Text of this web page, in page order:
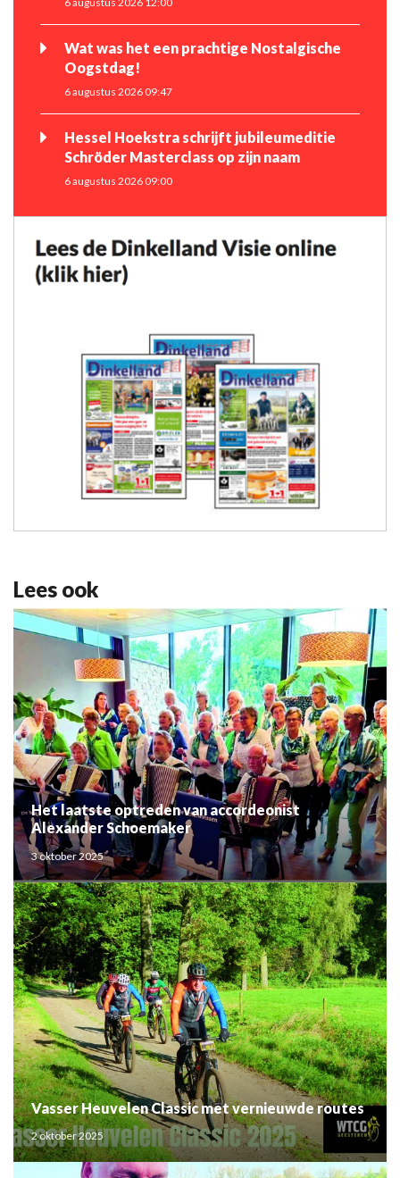
Wat was het een prachtige Nostalgische
Oogstdag!
6 augustus 2026 09:47
Hessel Hoekstra schrijft jubileumeditie
Schröder Masterclass op zijn naam
6 augustus 2026 09:00
Lees ook
Het laatste optreden van accordeonist
Alexander Schoemaker
3 oktober 2025
Vasser Heuvelen Classic met vernieuwde routes
2 oktober 2025